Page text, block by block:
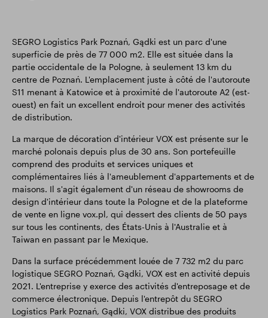
SEGRO Logistics Park Poznań, Gądki est un parc d'une
superficie de près de 77 000 m2. Elle est située dans la
partie occidentale de la Pologne, à seulement 13 km du
centre de Poznań. L'emplacement juste à côté de l'autoroute
S11 menant à Katowice et à proximité de l'autoroute A2 (est-
ouest) en fait un excellent endroit pour mener des activités
de distribution.
La marque de décoration d'intérieur VOX est présente sur le
marché polonais depuis plus de 30 ans. Son portefeuille
comprend des produits et services uniques et
complémentaires liés à l'ameublement d'appartements et de
maisons. Il s'agit également d'un réseau de showrooms de
design d'intérieur dans toute la Pologne et de la plateforme
de vente en ligne vox.pl, qui dessert des clients de 50 pays
sur tous les continents, des États-Unis à l'Australie et à
Taiwan en passant par le Mexique.
Dans la surface précédemment louée de 7 732 m2 du parc
logistique SEGRO Poznań, Gądki, VOX est en activité depuis
2021. L'entreprise y exerce des activités d'entreposage et de
commerce électronique. Depuis l'entrepôt du SEGRO
Logistics Park Poznań, Gądki, VOX distribue des produits